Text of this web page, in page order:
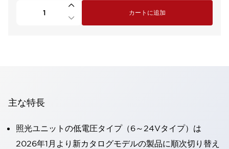
カートに追加
主な特長
照光ユニットの低電圧タイプ（6～24Vタイプ）は
2026年1月より新カタログモデルの製品に順次切り替え